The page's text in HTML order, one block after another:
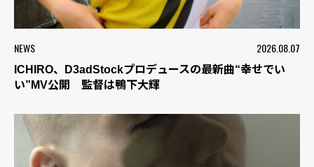
NEWS 2026.08.07
ICHIRO、D3adStockプロデュースの最新曲“幸せでい
い”MV公開 監督は鴨下大輝